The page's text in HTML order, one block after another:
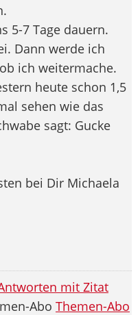
5-7 Tage dauern.
Dann werde ich
ich weitermache.
heute schon 1,5
sehen wie das
sagt: Gucke
bei Dir Michaela
Themen-Abo